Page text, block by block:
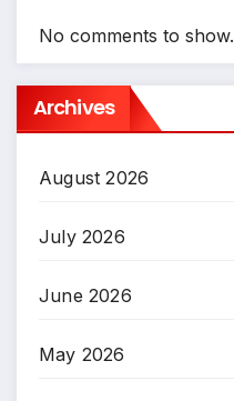
No comments to show.
Archives
August 2026
July 2026
June 2026
May 2026